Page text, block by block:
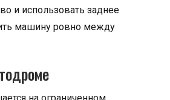
и использовать заднее
машину ровно между